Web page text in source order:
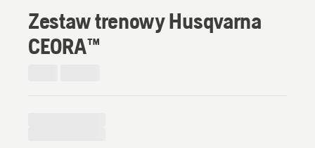
Zestaw trenowy Husqvarna
CEORA™